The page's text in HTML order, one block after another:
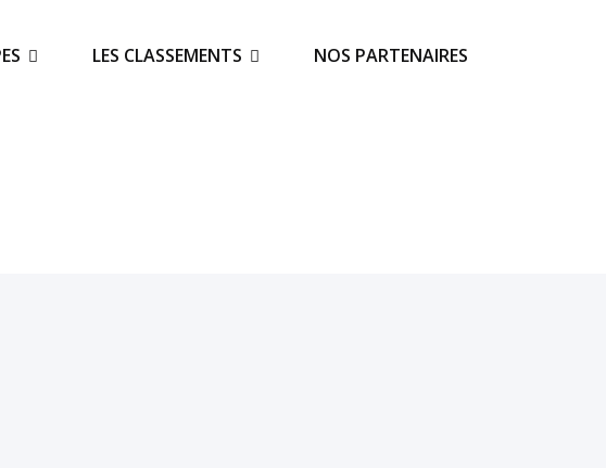
LES CLASSEMENTS NOS PARTENAIRES